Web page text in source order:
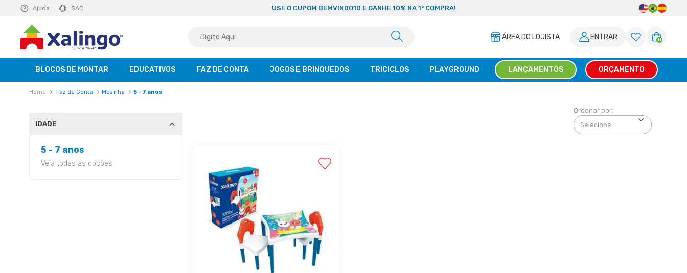
Ajuda SAC
R$ 129,99 saiba mais USE O CUPOM BEMVINDO10 E GANHE 10% NA 1ª COMPRA!
ÁREA DO LOJISTA ENTRAR 0
BLOCOS DE MONTAR EDUCATIVOS FAZ DE CONTA JOGOS E BRINQUEDOS TRICICLOS PLAYGROUND LANÇAMENTOS ORÇAMENTO
Faz de Conta Mesinha 5 - 7 anos
IDADE
5 - 7 anos
Veja todas as opções
Ordenar por: